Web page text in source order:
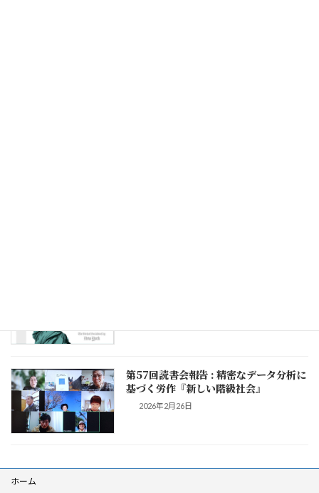
第57回読書会報告 : 精密なデータ分析に
基づく労作『新しい階級社会』
2026年2月26日
ホーム